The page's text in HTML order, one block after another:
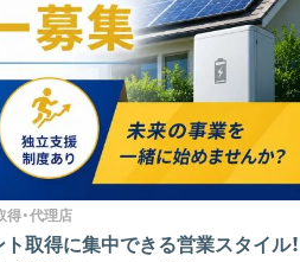
得・代理店
取得に集中できる営業スタイル！